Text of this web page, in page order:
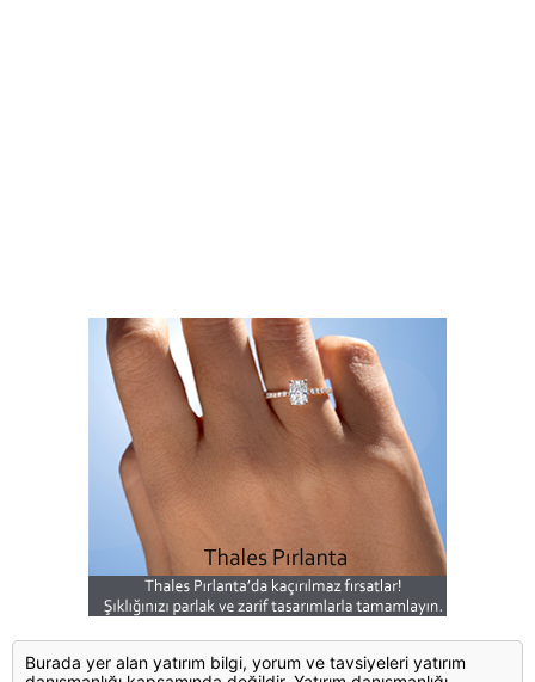
Burada yer alan yatırım bilgi, yorum ve tavsiyeleri yatırım